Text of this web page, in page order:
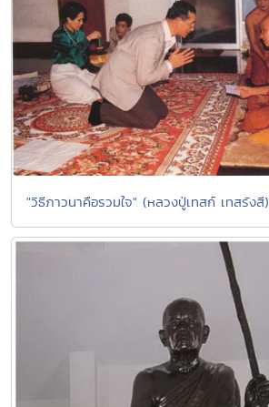
"วิธีภาวนาคือรวมใจ" (หลวงปู่เทสก์ เทสรังสี)